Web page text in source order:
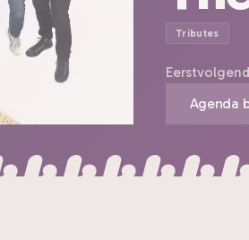
Tributes
Agenda